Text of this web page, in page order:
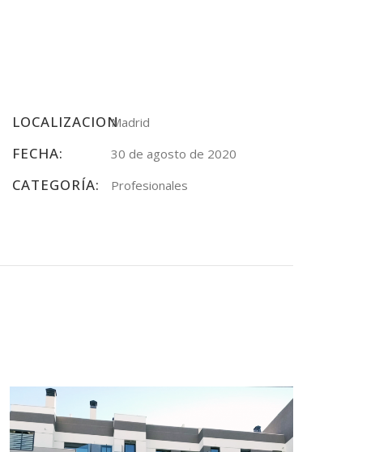
LOCALIZACIONMadrid
FECHA: 30 de agosto de 2020
CATEGORÍA: Profesionales